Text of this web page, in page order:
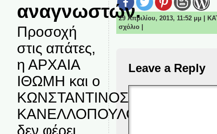
αναγνωστών.
Προσοχή
στις απάτες,
η ΑΡΧΑΙΑ
ΙΘΩΜΗ και ο
ΚΩΝΣΤΑΝΤΙΝΟΣ
ΚΑΝΕΛΛΟΠΟΥΛΟΣ
δεν φέρει
29 Απριλίου, 2013, 11:52 μμ |
σχόλιο|
Leave a Reply